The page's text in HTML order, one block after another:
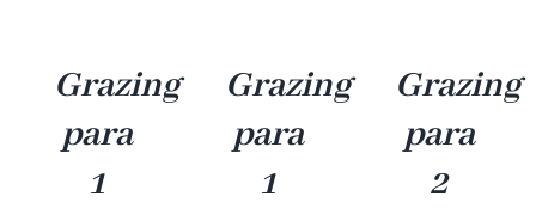
Grazing
para
1
Grazing
para
1
Grazing
para
2